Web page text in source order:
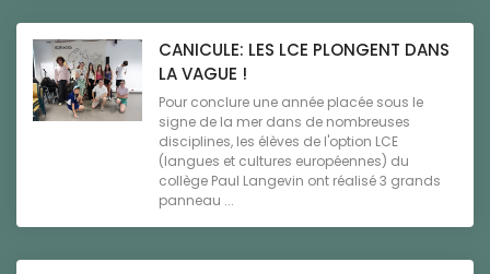
CANICULE: LES LCE PLONGENT DANS
LA VAGUE !
Pour conclure une année placée sous le
signe de la mer dans de nombreuses
disciplines, les élèves de l'option LCE
(langues et cultures européennes) du
collège Paul Langevin ont réalisé 3 grands
panneau ...